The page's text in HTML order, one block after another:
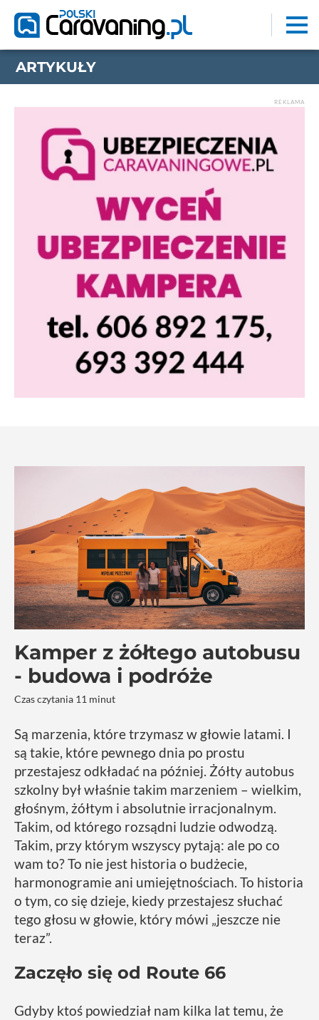
ARTYKUŁY
REKLAMA
Kamper z żółtego autobusu
- budowa i podróże
Czas czytania 11 minut
Są marzenia, które trzymasz w głowie latami. I
są takie, które pewnego dnia po prostu
przestajesz odkładać na później. Żółty autobus
szkolny był właśnie takim marzeniem – wielkim,
głośnym, żółtym i absolutnie irracjonalnym.
Takim, od którego rozsądni ludzie odwodzą.
Takim, przy którym wszyscy pytają: ale po co
wam to? To nie jest historia o budżecie,
harmonogramie ani umiejętnościach. To historia
o tym, co się dzieje, kiedy przestajesz słuchać
tego głosu w głowie, który mówi „jeszcze nie
teraz”.
Zaczęło się od Route 66
Gdyby ktoś powiedział nam kilka lat temu, że